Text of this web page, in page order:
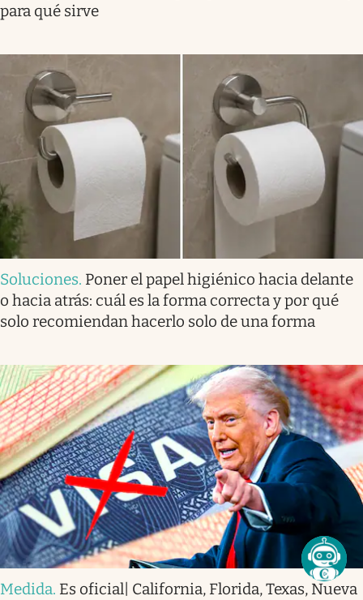
para qué sirve
Soluciones. Poner el papel higiénico hacia delante
o hacia atrás: cuál es la forma correcta y por qué
solo recomiendan hacerlo solo de una forma
Medida. Es oficial| California, Florida, Texas, Nueva